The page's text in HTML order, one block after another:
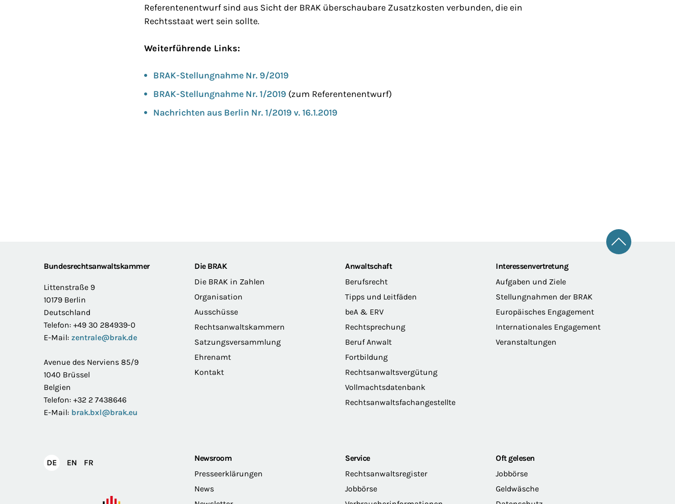
Referentenentwurf sind aus Sicht der BRAK überschaubare Zusatzkosten verbunden, die ein
Rechtsstaat wert sein sollte.
Weiterführende Links:
BRAK-Stellungnahme Nr. 9/2019
BRAK-Stellungnahme Nr. 1/2019 (zum Referentenentwurf)
Nachrichten aus Berlin Nr. 1/2019 v. 16.1.2019
Footer
Zum
Bundesrechtsanwaltskammer
Littenstraße 9
10179 Berlin
Deutschland
Telefon: +49 30 284939-0
E-Mail: zentrale@brak.de
Avenue des Nerviens 85/9
1040 Brüssel
Belgien
Telefon: +32 2 7438646
E-Mail: brak.bxl@brak.eu
Die BRAK
Die BRAK in Zahlen
Organisation
Ausschüsse
Rechtsanwaltskammern
Satzungsversammlung
Ehrenamt
Kontakt
Anwaltschaft
Berufsrecht
Tipps und Leitfäden
beA & ERV
Rechtsprechung
Beruf Anwalt
Fortbildung
Rechtsanwaltsvergütung
Vollmachtsdatenbank
Rechtsanwaltsfachangestellte
Interessenvertretung
Aufgaben und Ziele
Stellungnahmen der BRAK
Europäisches Engagement
Internationales Engagement
Veranstaltungen
DEDeutsch
EN English
FR
Newsroom
Presseerklärungen
News
Service
Rechtsanwaltsregister
Jobbörse
Oft gelesen
Jobbörse
Geldwäsche